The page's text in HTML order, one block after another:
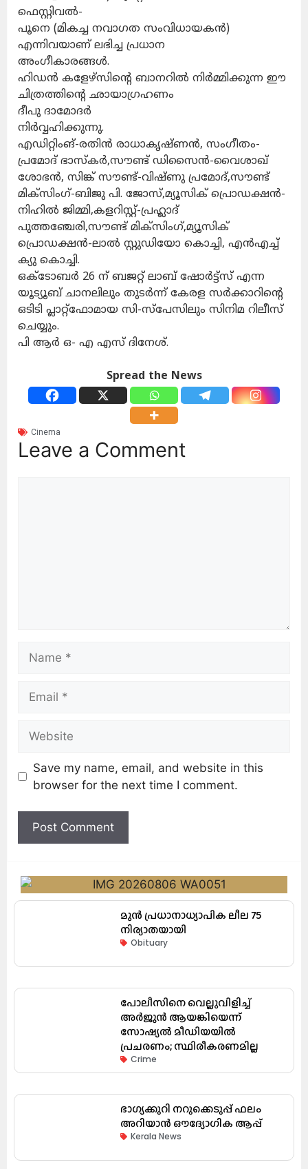
ഫെസ്റ്റിവൽ-
പൂനെ (മികച്ച നവാഗത സംവിധായകൻ)
എന്നിവയാണ് ലഭിച്ച പ്രധാന
അംഗീകാരങ്ങൾ.
ഹിഡൻ കളേഴ്സിന്റെ ബാനറിൽ നിർമ്മിക്കുന്ന ഈ
ചിത്രത്തിൻ്റെ ഛായാഗ്രഹണം
ദീപു ദാമോദർ
നിർവ്വഹിക്കുന്നു.
എഡിറ്റിംങ്-രതിൻ രാധാകൃഷ്ണൻ, സംഗീതം-
പ്രമോദ് ഭാസ്കർ,സൗണ്ട് ഡിസൈൻ-വൈശാഖ്
ശോഭൻ, സിങ്ക് സൗണ്ട്-വിഷ്ണു പ്രമോദ്,സൗണ്ട്
മിക്സിംഗ്-ബിജു പി. ജോസ്,മ്യൂസിക് പ്രൊഡക്ഷൻ-
നിഹിൽ ജിമ്മി,കളറിസ്റ്റ്-പ്രഹ്ലാദ്
പുത്തഞ്ചേരി,സൗണ്ട് മിക്സിംഗ്,മ്യൂസിക്
പ്രൊഡക്ഷൻ-ലാൽ സ്റ്റുഡിയോ കൊച്ചി, എൻഎച്ച്
ക്യു കൊച്ചി.
ഒക്ടോബർ 26 ന് ബജറ്റ് ലാബ് ഷോർട്ട്സ് എന്ന
യൂട്യൂബ് ചാനലിലും തുടർന്ന് കേരള സർക്കാറിൻ്റെ
ഒടിടി പ്ലാറ്റ്ഫോമായ സി-സ്പേസിലും സിനിമ റിലീസ്
ചെയ്യും.
പി ആർ ഒ- എ എസ് ദിനേശ്.
Spread the News
Cinema
Leave a Comment
Save my name, email, and website in this
browser for the next time I comment.
മുൻ പ്രധാനാധ്യാപിക ലീല 75
നിര്യാതയായി
Obituary
പോലീസിനെ വെല്ലുവിളിച്ച്
അർജുൻ ആയങ്കിയെന്ന്
സോഷ്യൽ മീഡിയയിൽ
പ്രചരണം; സ്ഥിരീകരണമില്ല
Crime
ഭാഗ്യക്കുറി നറുക്കെടുപ്പ് ഫലം
അറിയാൻ ഔദ്യോഗിക ആപ്പ്
Kerala News